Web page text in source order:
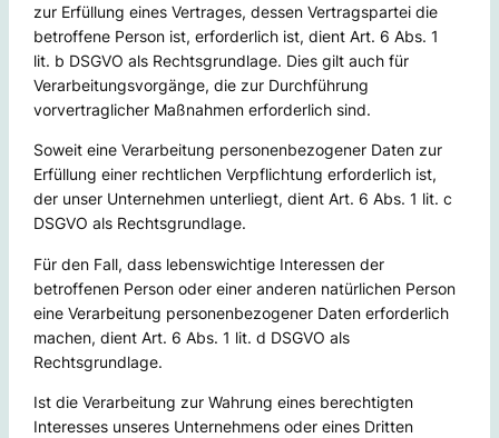
zur Erfüllung eines Vertrages, dessen Vertragspartei die
betroffene Person ist, erforderlich ist, dient Art. 6 Abs. 1
lit. b DSGVO als Rechtsgrundlage. Dies gilt auch für
Verarbeitungsvorgänge, die zur Durchführung
vorvertraglicher Maßnahmen erforderlich sind.
Soweit eine Verarbeitung personenbezogener Daten zur
Erfüllung einer rechtlichen Verpflichtung erforderlich ist,
der unser Unternehmen unterliegt, dient Art. 6 Abs. 1 lit. c
DSGVO als Rechtsgrundlage.
Für den Fall, dass lebenswichtige Interessen der
betroffenen Person oder einer anderen natürlichen Person
eine Verarbeitung personenbezogener Daten erforderlich
machen, dient Art. 6 Abs. 1 lit. d DSGVO als
Rechtsgrundlage.
Ist die Verarbeitung zur Wahrung eines berechtigten
Interesses unseres Unternehmens oder eines Dritten